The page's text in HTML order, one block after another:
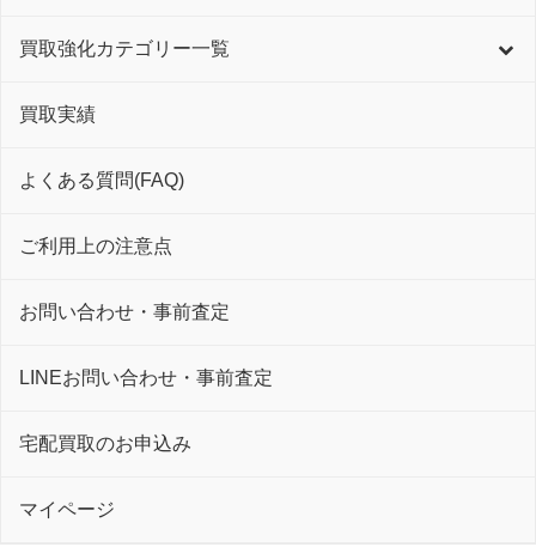
買取強化カテゴリー一覧
買取実績
よくある質問(FAQ)
ご利用上の注意点
お問い合わせ・事前査定
LINEお問い合わせ・事前査定
宅配買取のお申込み
マイページ